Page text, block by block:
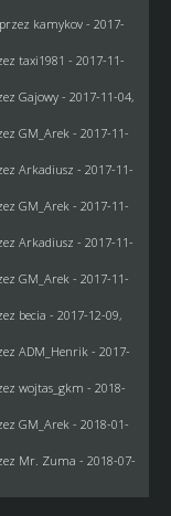
kamykov- 2017-
taxi1981 - 2017-11-
Gajowy- 2017-11-04,
GM_Arek - 2017-11-
Arkadiusz - 2017-11-
GM_Arek - 2017-11-
Arkadiusz - 2017-11-
GM_Arek - 2017-11-
becia - 2017-12-09,
ADM_Henrik - 2017-
wojtas_gkm - 2018-
GM_Arek - 2018-01-
Mr. Zuma - 2018-07-